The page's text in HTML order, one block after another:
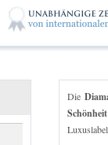
Die
Schönheit
Luxuslabel